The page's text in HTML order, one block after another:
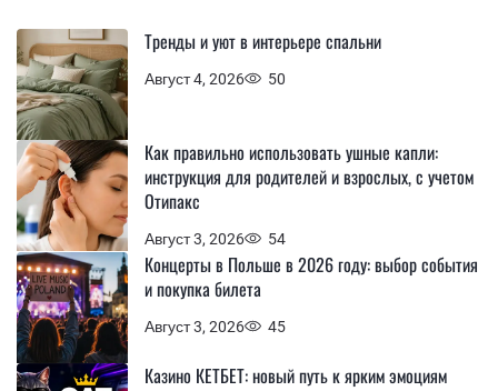
Август 4, 2026 50
Тренды и уют в интерьере спальни
Август 3, 2026 54
Как правильно использовать ушные капли:
инструкция для родителей и взрослых, с учетом
Отипакс
Август 3, 2026 45
Концерты в Польше в 2026 году: выбор события
и покупка билета
Казино КЕТБЕТ: новый путь к ярким эмоциям